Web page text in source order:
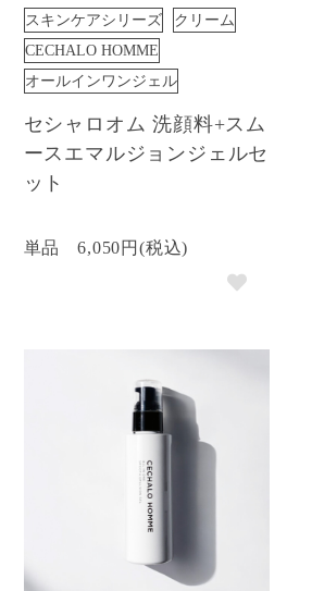
スキンケアシリーズ
クリーム
CECHALO HOMME
オールインワンジェル
セシャロオム 洗顔料+スム
ースエマルジョンジェルセ
ット
単品 6,050円(税込)